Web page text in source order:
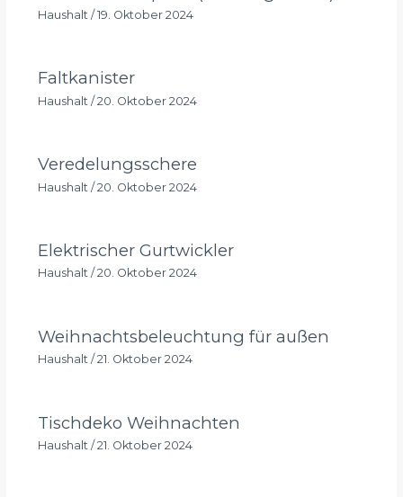
Haushalt / 19. Oktober 2024
Faltkanister
Haushalt / 20. Oktober 2024
Veredelungsschere
Haushalt /20. Oktober 2024
Elektrischer Gurtwickler
Haushalt/ 20. Oktober 2024
Weihnachtsbeleuchtung für außen
Haushalt/ 21. Oktober 2024
Tischdeko Weihnachten
Haushalt/ 21. Oktober 2024